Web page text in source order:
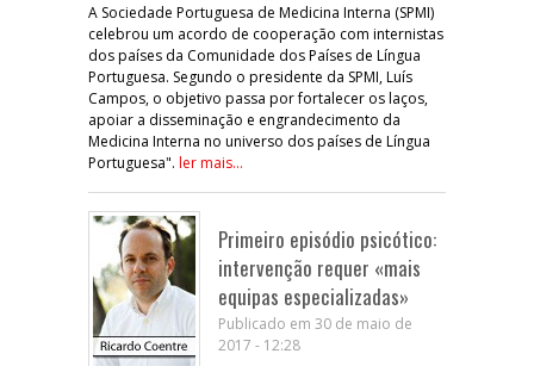
A Sociedade Portuguesa de Medicina Interna (SPMI)
celebrou um acordo de cooperação com internistas
dos países da Comunidade dos Países de Língua
Portuguesa. Segundo o presidente da SPMI, Luís
Campos, o objetivo passa por fortalecer os laços,
apoiar a disseminação e engrandecimento da
Medicina Interna no universo dos países de Língua
Portuguesa". ler mais...
Primeiro episódio psicótico:
intervenção requer «mais
equipas especializadas»
Publicado em 30 de maio de
2017 - 12:28